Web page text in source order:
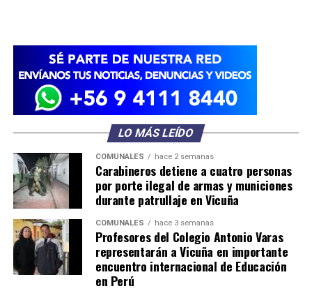
LO MÁS LEÍDO
COMUNALES hace 2 semanas
Carabineros detiene a cuatro personas
por porte ilegal de armas y municiones
durante patrullaje en Vicuña
COMUNALES hace 3 semanas
Profesores del Colegio Antonio Varas
representarán a Vicuña en importante
encuentro internacional de Educación
en Perú